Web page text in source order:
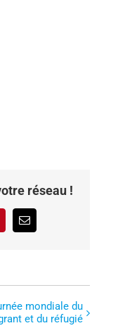
réseau !
PinterestEmail
mondiale du
et du réfugié